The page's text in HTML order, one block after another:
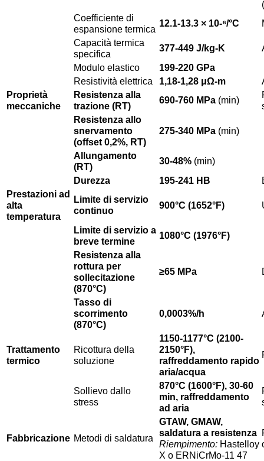
Coefficiente di
espansione termica
12.1-13.3 × 10-⁶/°C
Capacità termica
specifica
377-449 J/kg-K
Modulo elastico
199-220 GPa
Resistività elettrica
1,18-1,28 μΩ-m
Proprietà
meccaniche
Resistenza alla
trazione (RT)
690-760 MPa (min)
Resistenza allo
snervamento
(offset 0,2%, RT)
275-340 MPa (min)
Allungamento
(RT)
30-48% (min)
Durezza
195-241 HB
Prestazioni ad
alta
temperatura
Limite di servizio
continuo
900°C (1652°F)
Limite di servizio a
breve termine
1080°C (1976°F)
Resistenza alla
rottura per
sollecitazione
(870°C)
≥65 MPa
Tasso di
scorrimento
(870°C)
0,0003%/h
Trattamento
termico
Ricottura della
soluzione
1150-1177°C (2100-
2150°F),
raffreddamento rapido
aria/acqua
Sollievo dallo
stress
870°C (1600°F), 30-60
min, raffreddamento
ad aria
Fabbricazione Metodi di saldatura
GTAW, GMAW,
saldatura a resistenza
Riempimento: Hastelloy
X o ERNiCrMo-11 47